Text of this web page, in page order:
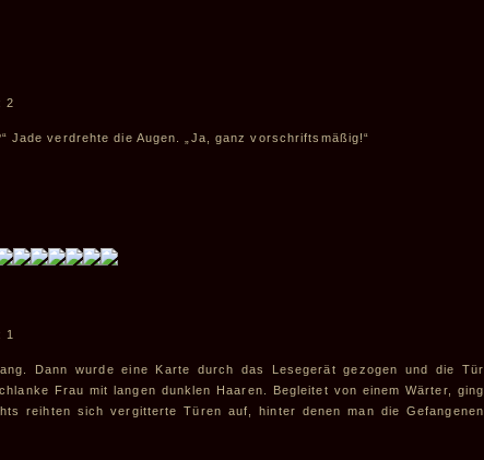
2
Jade verdrehte die Augen. „Ja, ganz vorschriftsmäßig!“
1
Dann wurde eine Karte durch das Lesegerät gezogen und die Tür
Frau mit langen dunklen Haaren. Begleitet von einem Wärter, ging
reihten sich vergitterte Türen auf, hinter denen man die Gefangenen